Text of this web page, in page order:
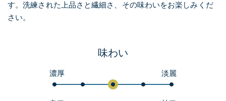
す。洗練された上品さと繊細さ、その味わいをお楽しみくだ
さい。
味わい
濃厚 淡麗